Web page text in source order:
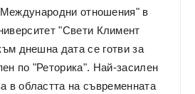
отношения" в
"Свети Климент
днешна дата се готви за
по "Реторика". Най-засилен
в областта на съвременната